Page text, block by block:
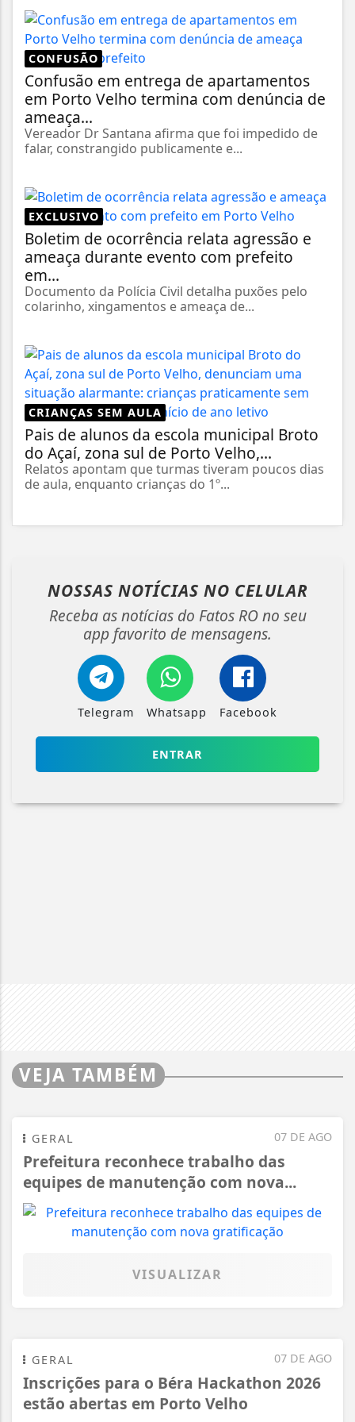
CONFUSÃO
Confusão em entrega de apartamentos
em Porto Velho termina com denúncia de
ameaça...
Vereador Dr Santana afirma que foi impedido de
falar, constrangido publicamente e...
EXCLUSIVO
Boletim de ocorrência relata agressão e
ameaça durante evento com prefeito
em...
Documento da Polícia Civil detalha puxões pelo
colarinho, xingamentos e ameaça de...
CRIANÇAS SEM AULA
Pais de alunos da escola municipal Broto
do Açaí, zona sul de Porto Velho,...
Relatos apontam que turmas tiveram poucos dias
de aula, enquanto crianças do 1º...
NOSSAS NOTÍCIAS NO CELULAR
Receba as notícias do Fatos RO no seu
app favorito de mensagens.
Telegram Whatsapp Facebook
ENTRAR
VEJA TAMBÉM
07 DE AGO
GERAL
Prefeitura reconhece trabalho das
equipes de manutenção com nova...
VISUALIZAR
07 DE AGO
GERAL
Inscrições para o Béra Hackathon 2026
estão abertas em Porto Velho